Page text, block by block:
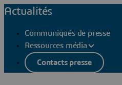
Actualités
Communiqués de presse
Ressources média
Contacts presse